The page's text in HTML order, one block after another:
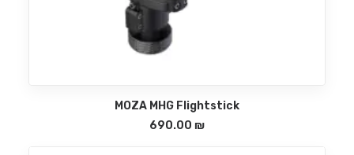
MOZA MHG Flightstick
690.00 ₪